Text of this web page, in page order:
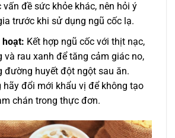
vấn đề sức khỏe khác, nên hỏi ý
trước khi sử dụng ngũ cốc lạ.
hoạt: Kết hợp ngũ cốc với thịt nạc,
và rau xanh để tăng cảm giác no,
đường huyết đột ngột sau ăn.
hãy đổi mới khẩu vị để không tạo
chán trong thực đơn.